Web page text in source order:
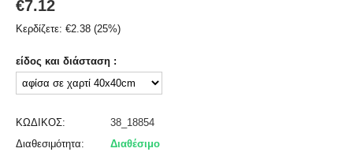
€7.12
Κερδίζετε: €2.38 (25%)
είδος και διάσταση :
ΚΩΔΙΚΟΣ:
38_18854
Διαθεσιμότητα:
Διαθέσιμο